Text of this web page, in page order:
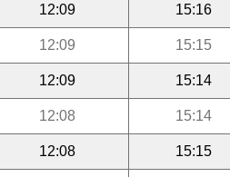
12:09 15:16
12:09 15:15
12:09 15:14
12:08 15:14
12:08 15:15